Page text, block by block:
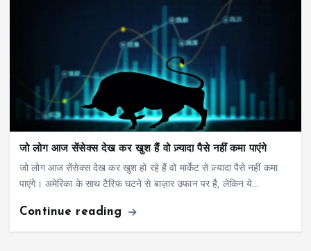
जो लोग आज सेंसेक्स देख कर खुश हैं वो ज़्यादा पैसे नहीं कमा पाएंगे
जो लोग आज सेंसेक्स देख कर खुश हो रहे हैं वो मार्केट से ज़्यादा पैसे नहीं कमा
पाएंगे। अमेरिका के साथ टैरिफ घटने से बाज़ार उफान पर है, लेकिन ये…
Continue reading